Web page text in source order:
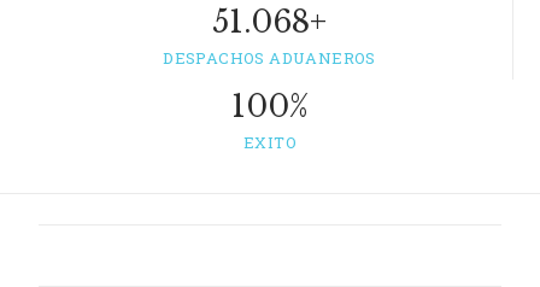
51.068+
DESPACHOS ADUANEROS
100%
EXITO